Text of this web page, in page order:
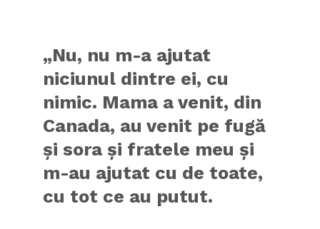
„Nu, nu m-a ajutat
niciunul dintre ei, cu
nimic. Mama a venit, din
Canada, au venit pe fugă
și sora și fratele meu și
m-au ajutat cu de toate,
cu tot ce au putut.